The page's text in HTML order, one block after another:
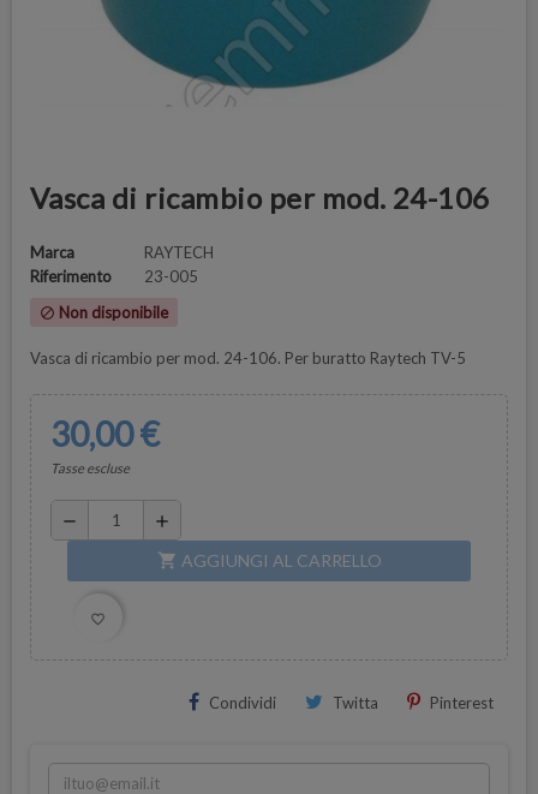
Vasca di ricambio per mod. 24-106
Marca
RAYTECH
Riferimento
23-005
block Non disponibile
Vasca di ricambio per mod. 24-106. Per buratto Raytech TV-5
30,00 €
Tasse escluse
remove add
shopping_cart AGGIUNGI AL CARRELLO
favorite_border
Condividi Twitta Pinterest